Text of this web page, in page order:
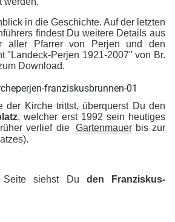
in die Geschichte. Auf der letzten
findest Du weitere Details aus
aller Pfarrer von Perjen und den
"Landeck-Perjen 1921-2007" von Br.
Download.
der Kirche trittst, überquerst Du den
, welcher erst 1992 sein heutiges
verlief die Gartenmauerbis zur
siehst Du den Franziskus-